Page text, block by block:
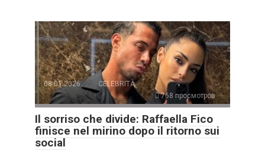
08.01.2026
CELEBRITÀ
768 просмотров
Il sorriso che divide: Raffaella Fico
finisce nel mirino dopo il ritorno sui
social